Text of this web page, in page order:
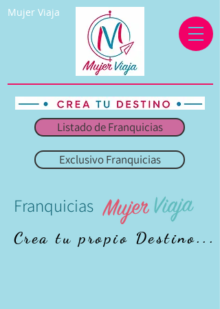
Mujer Viaja
Listado de Franquicias
Exclusivo Franquicias
Franquicias
Crea tu propio Destino...